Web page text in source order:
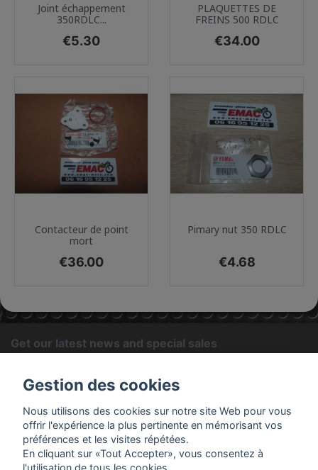
Joint échappement
350RDLC...
Price
€5.30
PLAQUETTES DE
FREINS 500 RDLC
Price
€34.00
Contacteur de point
mort
Price
€36.00
Pimary nut 350 RDLC
Price
€4.68
Get our latest news and special sales
find our contact info in the legal notice.
PRODUCTS
Gestion des cookies
Nous utilisons des cookies sur notre site Web pour vous
offrir l'expérience la plus pertinente en mémorisant vos
préférences et les visites répétées.
En cliquant sur «Tout Accepter», vous consentez à
l'utilisation de tous les cookies.